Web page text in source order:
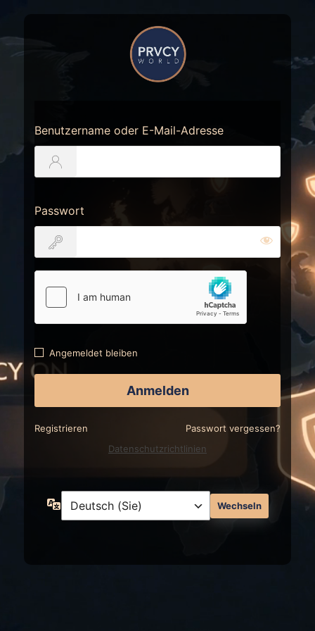
Benutzername oder E-Mail-Adresse
Passwort
Angemeldet bleiben
Registrieren
Passwort vergessen?
Datenschutzrichtlinien
Sprache